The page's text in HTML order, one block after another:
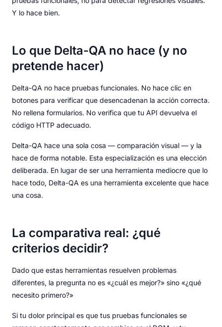
Y lo hace bien.
Lo que Delta-QA no hace (y no
pretende hacer)
Delta-QA no hace pruebas funcionales. No hace clic en
botones para verificar que desencadenan la acción correcta.
No rellena formularios. No verifica que tu API devuelva el
código HTTP adecuado.
Delta-QA hace una sola cosa — comparación visual — y la
hace de forma notable. Esta especialización es una elección
deliberada. En lugar de ser una herramienta mediocre que lo
hace todo, Delta-QA es una herramienta excelente que hace
una cosa.
La comparativa real: ¿qué
criterios decidir?
Dado que estas herramientas resuelven problemas
diferentes, la pregunta no es «¿cuál es mejor?» sino «¿qué
necesito primero?»
Si tu dolor principal es que tus pruebas funcionales se